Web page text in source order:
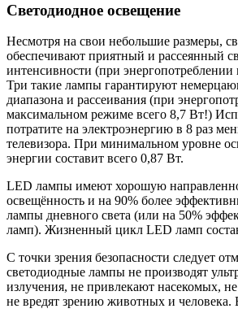
Светодиодное освещение
Несмотря на свои небольшие размеры,
обеспечивают приятный и рассеянный
интенсивности (при
Три такие лампы гарантируют
диапазона и рассеивания (при
максимальном режиме всего 8,7 Вт!)
потратите на электроэнергию в 8 раз
телевизора. При минимальном уровне
энергии составит всего 0,87 Вт.
LED лампы имеют хорошую
освещённость и на 90% более
лампы дневного света (или на 50%
ламп). Жизненный цикл LED ламп
С точки зрения безопасности следует
светодиодные лампы не производят
излучения, не привлекают насекомых,
не вредят зрению животных и